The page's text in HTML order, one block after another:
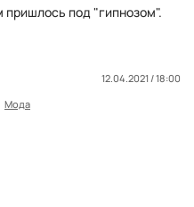
под "гипнозом".
12.04.2021 / 18:00
Мода